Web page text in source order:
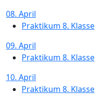
08. April
Praktikum 8. Klasse
09. April
Praktikum 8. Klasse
10. April
Praktikum 8. Klasse